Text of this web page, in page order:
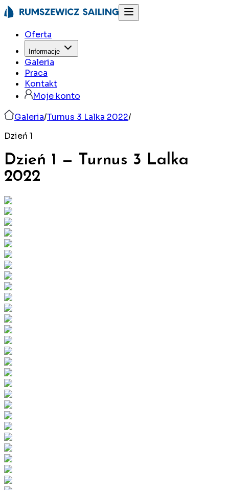
Oferta
Informacje
Galeria
Praca
Kontakt
Moje konto
Galeria/Turnus 3 Lalka 2022/
Dzień 1
Dzień 1 —
Turnus 3 Lalka
2022